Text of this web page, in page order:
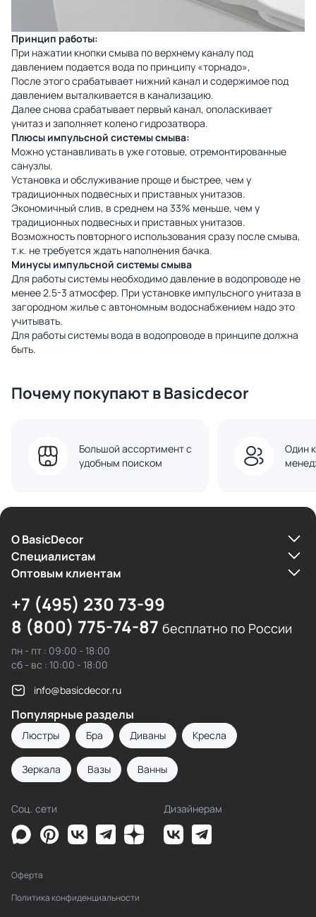
Принцип работы:
При нажатии кнопки смыва по верхнему каналу под
давлением подается вода по принципу «торнадо»,
После этого срабатывает нижний канал и содержимое под
давлением выталкивается в канализацию.
Далее снова срабатывает первый канал, ополаскивает
унитаз и заполняет колено гидрозатвора.
Плюсы импульсной системы смыва:
Можно устанавливать в уже готовые, отремонтированные
санузлы.
Установка и обслуживание проще и быстрее, чем у
традиционных подвесных и приставных унитазов.
Экономичный слив, в среднем на 33% меньше, чем у
традиционных подвесных и приставных унитазов.
Возможность повторного использования сразу после смыва,
т.к. не требуется ждать наполнения бачка.
Минусы импульсной системы смыва
Для работы системы необходимо давление в водопроводе не
менее 2.5-3 атмосфер. При установке импульсного унитаза в
загородном жилье с автономным водоснабжением надо это
учитывать.
Для работы системы вода в водопроводе в принципе должна
быть.
Почему покупают в Basicdecor
Большой ассортимент с
удобным поиском
Один
О BasicDecor
Cпециалистам
Оптовым клиентам
+7 (495) 230 73-99
8 (800) 775-74-87 бесплатно по России
пн - пт : 09:00 - 18:00
сб - вс : 10:00 - 18:00
info@basicdecor.ru
Популярные разделы
Люстры Бра Диваны Кресла
Зеркала Вазы Ванны
Соц. сети Дизайнерам
Оферта
Политика конфиденциальности